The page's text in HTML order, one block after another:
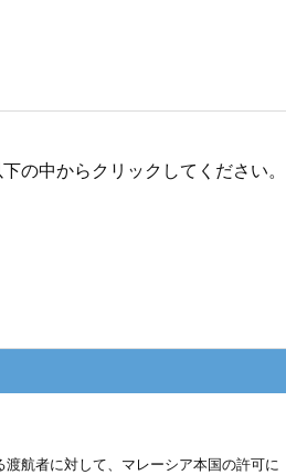
の中からクリックしてください。
航者に対して、マレーシア本国の許可に